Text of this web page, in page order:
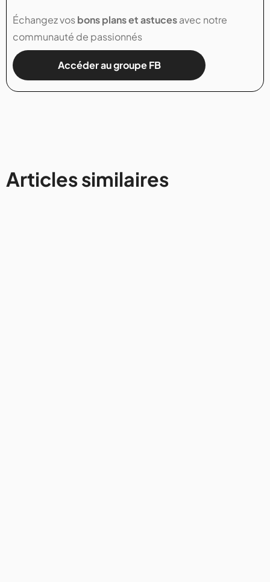
Échangez vosbons plans et astucesavec notre
communauté de passionnés
Accéder au groupe FB
Articles similaires